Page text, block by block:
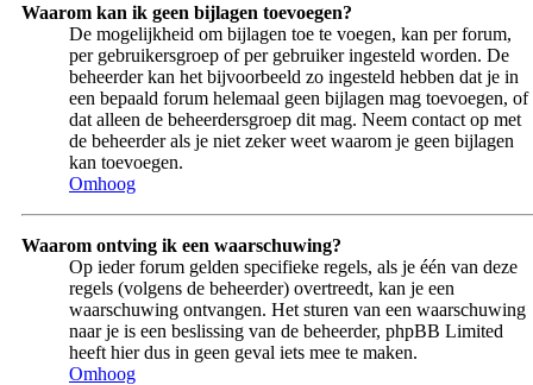
Waarom kan ik geen bijlagen toevoegen?
De mogelijkheid om bijlagen toe te voegen, kan per forum,
per gebruikersgroep of per gebruiker ingesteld worden. De
beheerder kan het bijvoorbeeld zo ingesteld hebben dat je in
een bepaald forum helemaal geen bijlagen mag toevoegen, of
dat alleen de beheerdersgroep dit mag. Neem contact op met
de beheerder als je niet zeker weet waarom je geen bijlagen
kan toevoegen.
Omhoog
Waarom ontving ik een waarschuwing?
Op ieder forum gelden specifieke regels, als je één van deze
regels (volgens de beheerder) overtreedt, kan je een
waarschuwing ontvangen. Het sturen van een waarschuwing
naar je is een beslissing van de beheerder, phpBB Limited
heeft hier dus in geen geval iets mee te maken.
Omhoog